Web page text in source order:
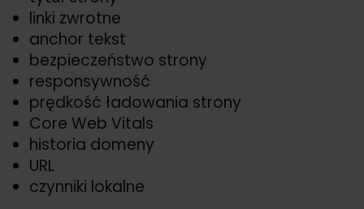
linki zwrotne
anchor tekst
bezpieczeństwo strony
responsywność
prędkość ładowania strony
Core Web Vitals
historia domeny
URL
czynniki lokalne